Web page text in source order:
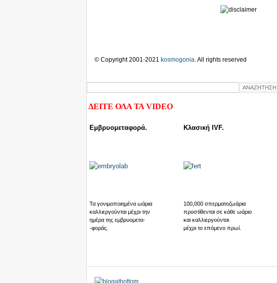
© Copyright 2001-2021 kosmogonia. All rights reserved
ΔΕΙΤΕ ΟΛΑ ΤΑ VIDEO
Εμβρυομεταφορά. Κλασική IVF.
Τα γονιμοποιημένα ωάρια
καλλιεργούνται μέχρι την
ημέρα της εμβρυομετα-
-φοράς.
100,000 σπερματοζωάρια
προστίθενται σε κάθε ωάριο
και καλλιεργούνται
μέχρι το επόμενο πρωί.